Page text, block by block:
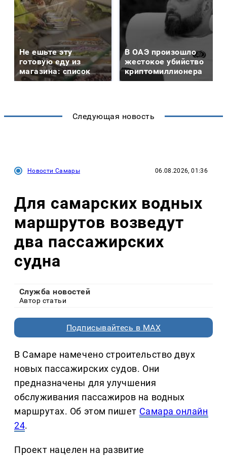
Не ешьте эту
готовую еду из
магазина: список
В ОАЭ произошло
жестокое убийство
криптомиллионера
Следующая новость
Новости Самары 06.08.2026, 01:36
Для самарских водных
маршрутов возведут
два пассажирских
судна
Служба новостей
Автор статьи
Подписывайтесь в MAX
В Самаре намечено строительство двух
новых пассажирских судов. Они
предназначены для улучшения
обслуживания пассажиров на водных
маршрутах. Об этом пишет Самара онлайн
24.
Проект нацелен на развитие